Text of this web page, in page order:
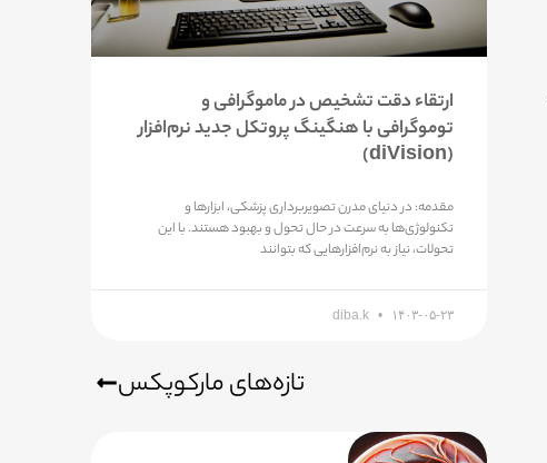
ارتقاء دقت تشخیص در ماموگرافی و
توموگرافی با هنگینگ پروتکل جدید نرم‌افزار
(diVision)
مقدمه: در دنیای مدرن تصویربرداری پزشکی، ابزارها و
تکنولوژی‌ها به سرعت در حال تحول و بهبود هستند. با این
تحولات، نیاز به نرم‌افزارهایی که بتوانند
diba.k ۱۴۰۳-۰۵-۲۳
تازه‌های مارکوپکس